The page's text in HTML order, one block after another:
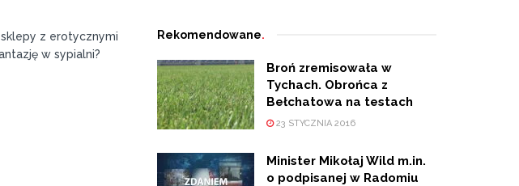
z erotycznymi
w sypialni?
Rekomendowane.
Broń zremisowała w
Tychach. Obrońca z
Bełchatowa na testach
23 STYCZNIA 2016
Minister Mikołaj Wild m.in.
o podpisanej w Radomiu